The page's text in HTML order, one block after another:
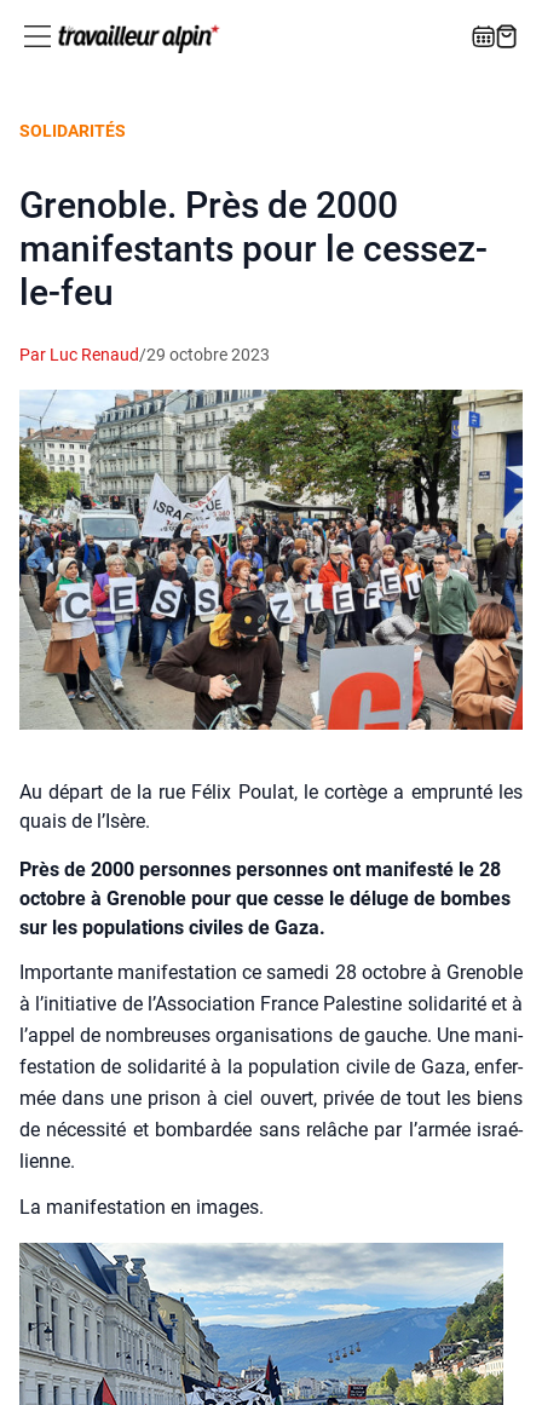
SOLIDARITÉS
Grenoble. Près de 2000
manifestants pour le cessez-
le-feu
Par Luc Renaud/29 octobre 2023
Au départ de la rue Félix Poulat, le cortège a emprunté les
quais de l’Isère.
Près de 2000 personnes personnes ont manifesté le 28
octobre à Grenoble pour que cesse le déluge de bombes
sur les populations civiles de Gaza.
Impor­tante mani­fes­ta­tion ce same­di 28 octobre à Gre­noble
à l’i­ni­tia­tive de l’As­so­cia­tion France Pales­tine soli­da­ri­té et à
l’ap­pel de nom­breuses orga­ni­sa­tions de gauche. Une mani­
fes­ta­tion de soli­da­ri­té à la popu­la­tion civile de Gaza, enfer­
mée dans une pri­son à ciel ouvert, pri­vée de tout les biens
de néces­si­té et bom­bar­dée sans relâche par l’ar­mée israé­
lienne.
La mani­fes­ta­tion en images.